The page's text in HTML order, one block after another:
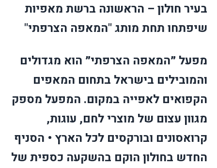
בעיר חולון – הראשונה ברשת מאפיות
שיפתחו תחת מותג "המאפה הצרפתי"
מפעל ״המאפה הצרפתי״ הוא מגדולים
והמובילים בישראל בתחום המאפים
הקפואים לאפייה במקום. המפעל מספק
מגוון עצום של מוצרי לחם, עוגות,
קרואסונים ובורקסים לכל הארץ • הסניף
החדש בחולון הוקם בהשקעה כספית של